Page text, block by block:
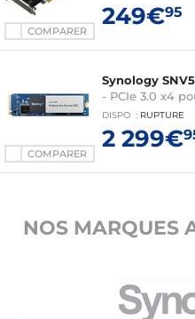
COMPARER
249€95
COMPARER
Synology
- PCIe 3.0 x4
DISPO : RUPTURE
2 299€
NOS MARQUES